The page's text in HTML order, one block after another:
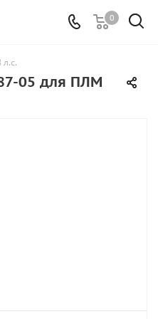
0
05 для ПЛМ